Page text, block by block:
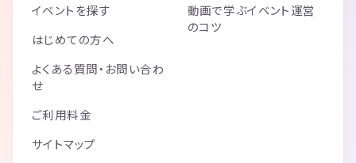
イベントを探す
はじめての方へ
よくある質問・お問い合わ
せ
ご利用料金
サイトマップ
動画で学ぶイベント運営
のコツ